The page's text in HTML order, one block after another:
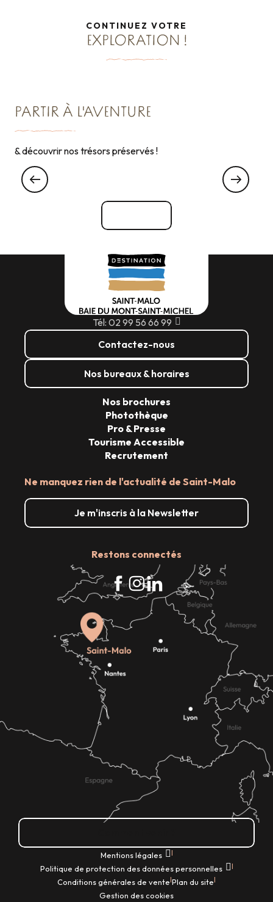
CONTINUEZ VOTRE
EXPLORATION !
PARTIR À L'AVENTURE
& découvrir nos trésors préservés !
Les pépites le long du Canal d’Ille-et-Rance
Tél: 02 99 56 66 99
Contactez-nous
Nos bureaux & horaires
Ne manquez rien de l'actualité de Saint-Malo
Je m'inscris à la Newsletter
Restons connectés
Nos brochures
Photothèque
Pro & Presse
Tourisme Accessible
Recrutement
Mentions légales |
Politique de protection des données personnelles |
Conditions générales de vente|Plan du site|
Gestion des cookies